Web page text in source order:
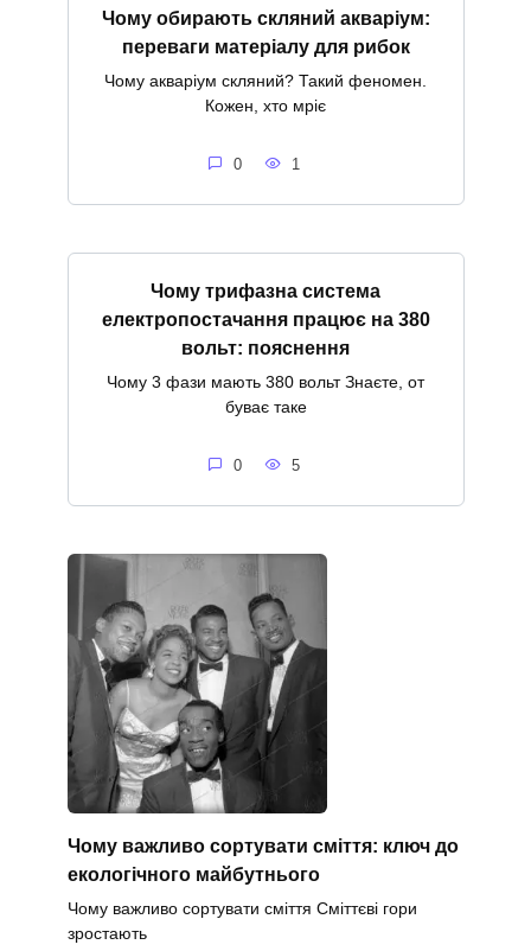
Чому обирають скляний акваріум:
переваги матеріалу для рибок
Чому акваріум скляний? Такий феномен.
Кожен, хто мріє
0 1
Чому трифазна система
електропостачання працює на 380
вольт: пояснення
Чому 3 фази мають 380 вольт Знаєте, от
буває таке
0 5
Чому важливо сортувати сміття: ключ до
екологічного майбутнього
Чому важливо сортувати сміття Сміттєві гори
зростають